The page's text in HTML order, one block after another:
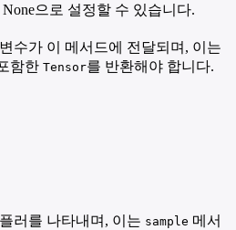
으로 설정할 수 있습니다.
수가 이 메서드에 전달되며, 이는
함한 Tensor를 반환해야 합니다.
러를 나타내며, 이는 sample 메서